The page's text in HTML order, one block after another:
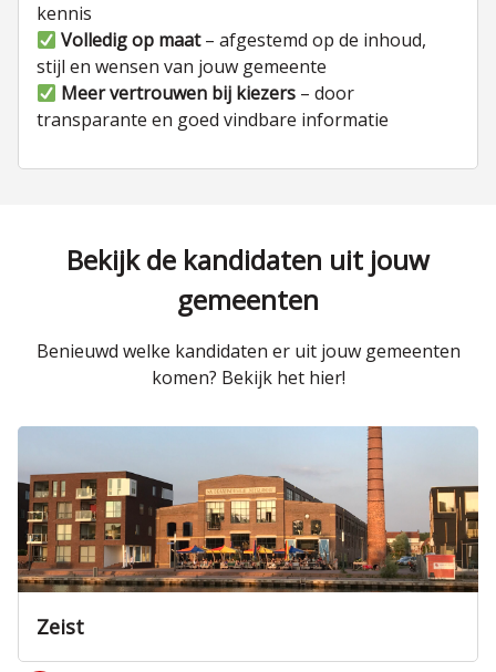
kennis
Volledig op maat– afgestemd op de inhoud,
stijl en wensen van jouw gemeente
Meer vertrouwen bij kiezers – door
transparante en goed vindbare informatie
Bekijk de kandidaten uit jouw
gemeenten
Benieuwd welke kandidaten er uit jouw gemeenten
komen? Bekijk het hier!
Nieuwegein